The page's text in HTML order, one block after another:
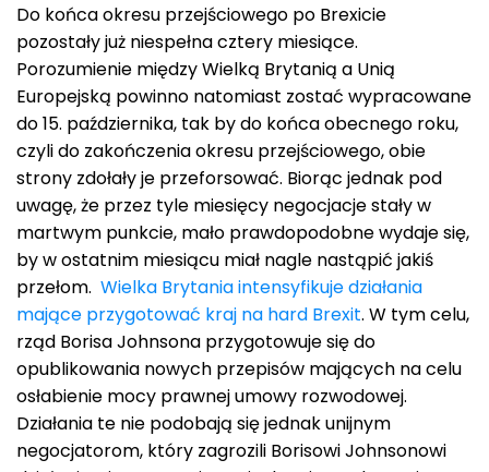
Do końca okresu przejściowego po Brexicie
pozostały już niespełna cztery miesiące.
Porozumienie między Wielką Brytanią a Unią
Europejską powinno natomiast zostać wypracowane
do 15. października, tak by do końca obecnego roku,
czyli do zakończenia okresu przejściowego, obie
strony zdołały je przeforsować. Biorąc jednak pod
uwagę, że przez tyle miesięcy negocjacje stały w
martwym punkcie, mało prawdopodobne wydaje się,
by w ostatnim miesiącu miał nagle nastąpić jakiś
przełom. Wielka Brytania intensyfikuje działania
mające przygotować kraj na hard Brexit. W tym celu,
rząd Borisa Johnsona przygotowuje się do
opublikowania nowych przepisów mających na celu
osłabienie mocy prawnej umowy rozwodowej.
Działania te nie podobają się jednak unijnym
negocjatorom, który zagrozili Borisowi Johnsonowi